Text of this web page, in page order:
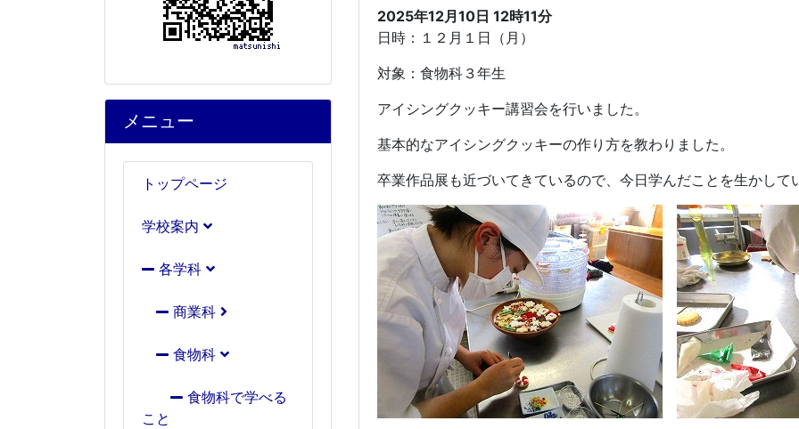
メニュー
トップページ
学校案内
各学科
商業科
食物科
食物科で学べる
こと
2025年12月10日 12時11分
日時：１２月１日（月）
対象：食物科３年生
アイシングクッキー講習会を行いました。
基本的なアイシングクッキーの作り方を教わりました。
卒業作品展も近づいてきているので、今日学んだことを生かして